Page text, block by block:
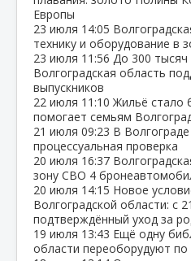
Европы
23 июля 14:05
технику и оборудование в
23 июля 11:56 До 300 тысяч
Волгоградская область
выпускников
22 июля 11:10 Жильё стало
помогает семьям
21 июля 09:23 В
процессуальная проверка
20 июля 16:37
зону СВО 4
20 июля 14:15 Новое
Волгоградской области: с
подтверждённый уход за
19 июля 13:43 Ещё одну
области переоборудуют